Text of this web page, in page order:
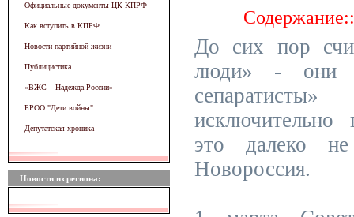
Официальные документы ЦК КПРФ
Как вступить в КПРФ
Новости партийной жизни
Публицистика
«ВЖC – Надежда России»
БРОО "Дети войны"
Депутатская хроника
Новости из региона:
До сих пор
люди» - они
это далеко
Новороссия.